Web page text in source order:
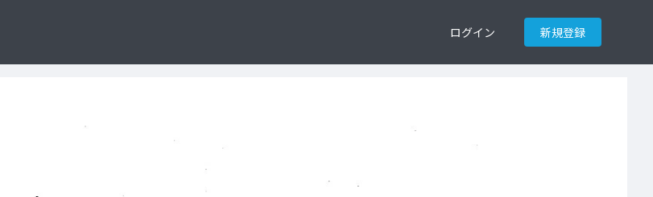
ログイン 新規登録